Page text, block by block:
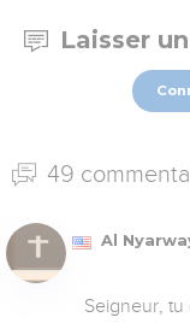
Laisser
49
Al
Seigneur,